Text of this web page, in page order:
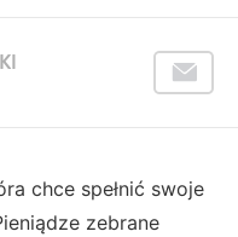
chce spełnić swoje
zebrane